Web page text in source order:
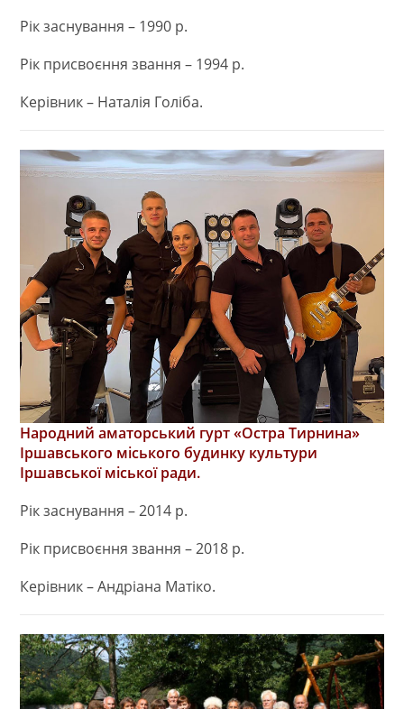
Рік заснування – 1990 р.
Рік присвоєння звання – 1994 р.
Керівник – Наталія Голіба.
Народний аматорський гурт «Остра Тирнина»
Іршавського міського будинку культури
Іршавської міської ради.
Рік заснування – 2014 р.
Рік присвоєння звання – 2018 р.
Керівник – Андріана Матіко.